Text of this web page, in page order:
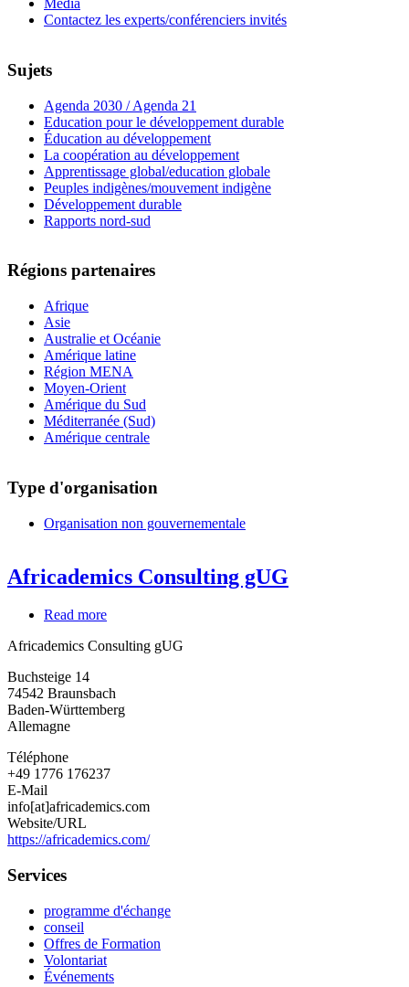
Media
Contactez les experts/conférenciers invités
Sujets
Agenda 2030 / Agenda 21
Education pour le développement durable
Éducation au développement
La coopération au développement
Apprentissage global/education globale
Peuples indigènes/mouvement indigène
Développement durable
Rapports nord-sud
Régions partenaires
Afrique
Asie
Australie et Océanie
Amérique latine
Région MENA
Moyen-Orient
Amérique du Sud
Méditerranée (Sud)
Amérique centrale
Type d'organisation
Organisation non gouvernementale
Africademics Consulting gUG
Read more
Consulting
Africademics Consulting gUG
Buchsteige 14
74542 Braunsbach
Baden-Württemberg
Allemagne
Téléphone
+49 1776 176237
E-Mail
info[at]africademics.com
Website/URL
https://africademics.com/
Services
programme d'échange
conseil
Offres de Formation
Volontariat
Événements